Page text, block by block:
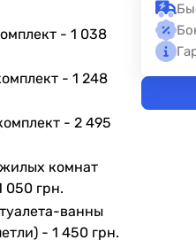
-1 038
-1 248
-2 495
комнат
050 грн.
ванны
-1 450 грн.